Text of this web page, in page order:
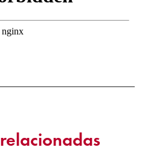
relacionadas